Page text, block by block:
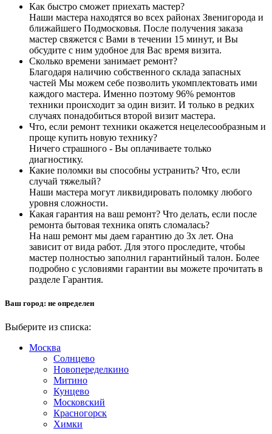
Как быстро сможет приехать мастер?
Наши мастера находятся во всех районах Звенигорода и
ближайшего Подмосковья. После получения заказа
мастер свяжется с Вами в течении 15 минут, и Вы
обсудите с ним удобное для Вас время визита.
Сколько времени занимает ремонт?
Благодаря наличию собственного склада запасных
частей Мы можем себе позволить укомплектовать ими
каждого мастера. Именно поэтому 96% ремонтов
техники происходит за один визит. И только в редких
случаях понадобиться второй визит мастера.
Что, если ремонт техники окажется нецелесообразным и
проще купить новую технику?
Ничего страшного - Вы оплачиваете только
диагностику.
Какие поломки вы способны устранить? Что, если
случай тяжелый?
Наши мастера могут ликвидировать поломку любого
уровня сложности.
Какая гарантия на ваш ремонт? Что делать, если после
ремонта бытовая техника опять сломалась?
На наш ремонт мы даем гарантию до 3х лет. Она
зависит от вида работ. Для этого проследите, чтобы
мастер полностью заполнил гарантийный талон. Более
подробно с условиями гарантии вы можете прочитать в
разделе Гарантия.
Ваш город: не определен
Выберите из списка:
Москва
Солнцево
Новопеределкино
Митино
Кунцево
Московский
Красногорск
Химки